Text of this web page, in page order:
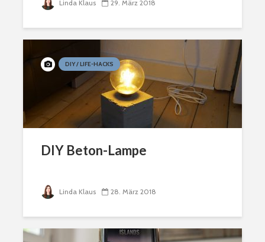
Linda Klaus 29. März 2018
DIY / LIFE-HACKS
DIY Beton-Lampe
Linda Klaus 28. März 2018